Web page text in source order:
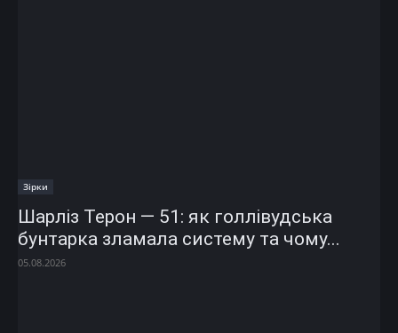
Зірки
Шарліз Терон — 51: як голлівудська
бунтарка зламала систему та чому...
05.08.2026